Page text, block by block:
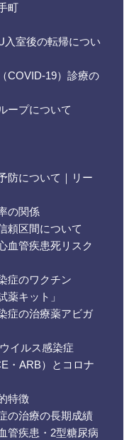
町
入室後の転帰につい
COVID-19）診療の
ープについて
防について｜リー
の関係
頼区間について
血管疾患死リスク
症のワクチン
薬キット」
症の治療薬アビガ
イルス感染症
・ARB）とコロナ
特徴
の治療の長期成績
管疾患・2型糖尿病